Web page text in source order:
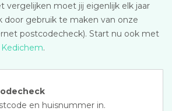
vergelijken moet jij eigenlijk elk jaar
door gebruik te maken van onze
postcodecheck). Start nu ook met
.
en huisnummer in.